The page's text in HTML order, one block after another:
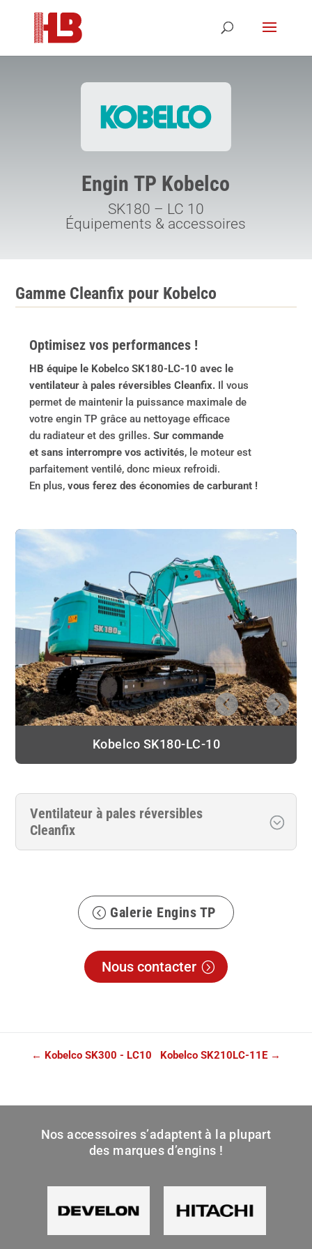
Engin TP Kobelco
SK180 – LC 10
Équipements & accessoires
Gamme Cleanfix pour Kobelco
Optimisez vos performances !
HB équipe le Kobelco SK180-LC-10 avec le
ventilateur à pales réversibles Cleanfix. Il vous
permet de maintenir la puissance maximale de
votre engin TP grâce au nettoyage efficace
du radiateur et des grilles.Sur commande
et sans interrompre vos activités, le moteur est
parfaitement ventilé, donc mieux refroidi.
En plus, vous ferez des économies de carburant !
Kobelco SK180-LC-10
Ventilateur à pales réversibles
Cleanfix
Galerie Engins TP
Nous contacter
← Kobelco SK300 - LC10 Kobelco SK210LC-11E→
Nos accessoires s’adaptent à la plupart
des marques d’engins !